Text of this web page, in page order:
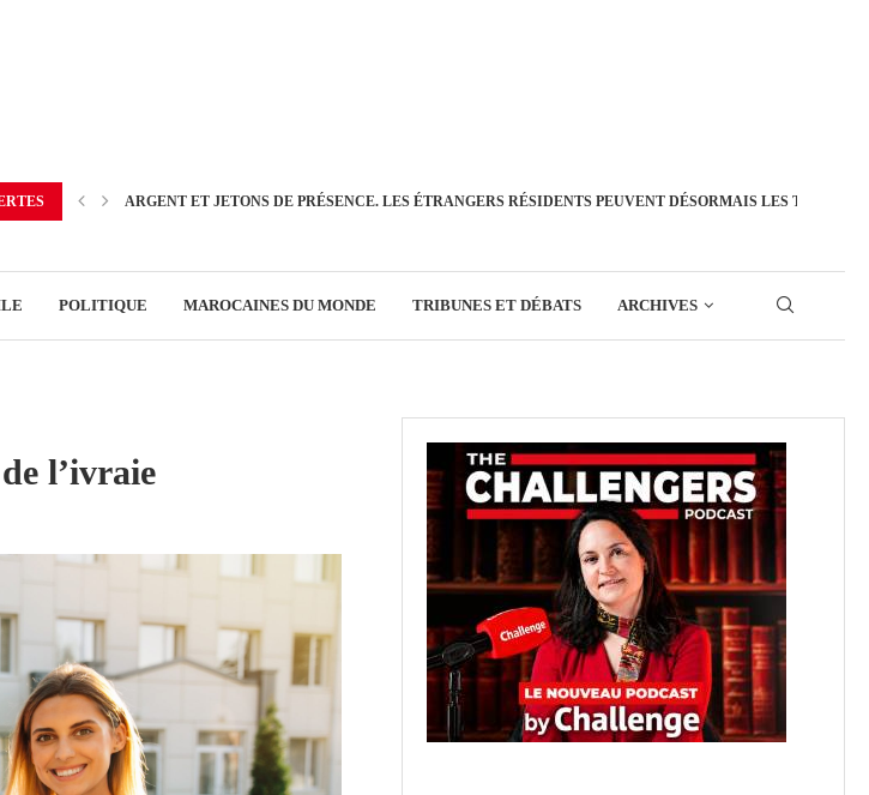
ENSEIGNEMENT
ARGENT ET JETONS DE PRÉSENCE. LES ÉTRANGERS RÉSIDENTS PEUVENT DÉSORMAIS LES
IMMOBILIER
EDUCATION
POLITIQUE MAROCAINES DU MONDE TRIBUNES ET DÉBATS ARCHIVES
l’ivraie